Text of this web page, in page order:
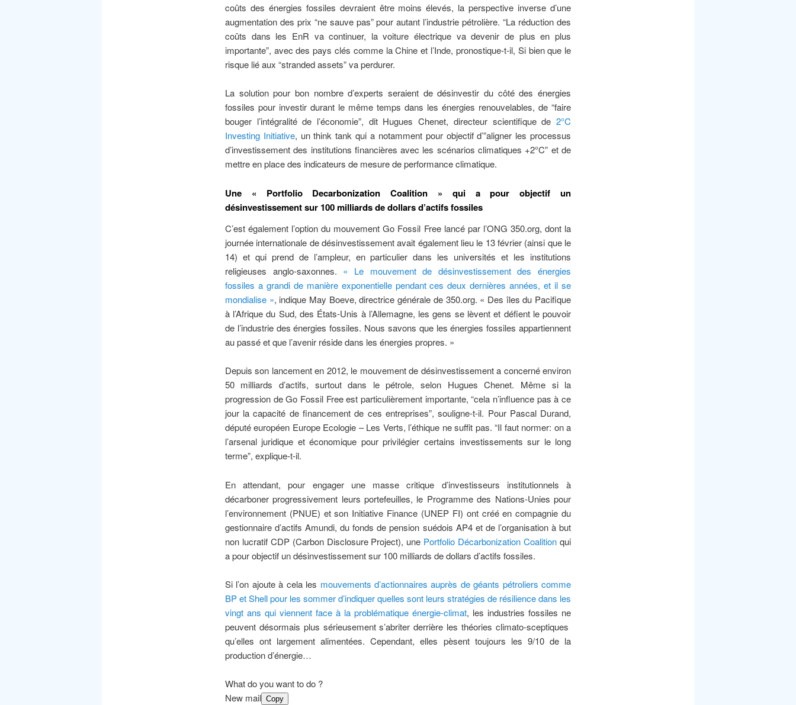
coûts des énergies fossiles devraient être moins élevés, la perspective inverse d’une
augmentation des prix “ne sauve pas” pour autant l’industrie pétrolière. “La réduction des
coûts dans les EnR va continuer, la voiture électrique va devenir de plus en plus
importante”, avec des pays clés comme la Chine et l’Inde, pronostique-t-il, Si bien que le
risque lié aux “stranded assets” va perdurer.
La solution pour bon nombre d’experts seraient de désinvestir du côté des énergies
fossiles pour investir durant le même temps dans les énergies renouvelables, de “faire
bouger l’intégralité de l’économie”, dit Hugues Chenet, directeur scientifique de2°C
Investing Initiative, un think tank qui a notamment pour objectif d’”aligner les processus
d’investissement des institutions financières avec les scénarios climatiques +2°C” et de
mettre en place des indicateurs de mesure de performance climatique.
Une « Portfolio Decarbonization Coalition » qui a pour objectif un
désinvestissement sur 100 milliards de dollars d’actifs fossiles
C’est également l’option du mouvement Go Fossil Free lancé par l’ONG 350.org, dont la
journée internationale de désinvestissement avait également lieu le 13 février (ainsi que le
14) et qui prend de l’ampleur, en particulier dans les universités et les institutions
religieuses anglo-saxonnes. « Le mouvement de désinvestissement des énergies
fossiles a grandi de manière exponentielle pendant ces deux dernières années, et il se
mondialise », indique May Boeve, directrice générale de 350.org. « Des îles du Pacifique
à l’Afrique du Sud, des États-Unis à l’Allemagne, les gens se lèvent et défient le pouvoir
de l’industrie des énergies fossiles. Nous savons que les énergies fossiles appartiennent
au passé et que l’avenir réside dans les énergies propres. »
Depuis son lancement en 2012, le mouvement de désinvestissement a concerné environ
50 milliards d’actifs, surtout dans le pétrole, selon Hugues Chenet. Même si la
progression de Go Fossil Free est particulièrement importante, “cela n’influence pas à ce
jour la capacité de financement de ces entreprises”, souligne-t-il. Pour Pascal Durand,
député européen Europe Ecologie – Les Verts, l’éthique ne suffit pas. “Il faut normer: on a
l’arsenal juridique et économique pour privilégier certains investissements sur le long
terme”, explique-t-il.
En attendant, pour engager une masse critique d’investisseurs institutionnels à
décarboner progressivement leurs portefeuilles, le Programme des Nations-Unies pour
l’environnement (PNUE) et son Initiative Finance (UNEP FI) ont créé en compagnie du
gestionnaire d’actifs Amundi, du fonds de pension suédois AP4 et de l’organisation à but
non lucratif CDP (Carbon Disclosure Project), une Portfolio Décarbonization Coalition qui
a pour objectif un désinvestissement sur 100 milliards de dollars d’actifs fossiles.
Si l’on ajoute à cela les mouvements d’actionnaires auprès de géants pétroliers comme
BP et Shell pour les sommer d’indiquer quelles sont leurs stratégies de résilience dans les
vingt ans qui viennent face à la problématique énergie-climat, les industries fossiles ne
peuvent désormais plus sérieusement s’abriter derrière les théories climato-sceptiques
qu’elles ont largement alimentées. Cependant, elles pèsent toujours les 9/10 de la
production d’énergie…
What do you want to do ?
New mail Copy